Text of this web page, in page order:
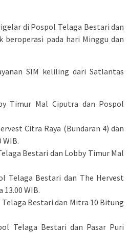
di Pospol Telaga Bestari dan
beroperasi pada hari Minggu dan
SIM keliling dari Satlantas
Timur Mal Ciputra dan Pospol
Citra Raya (Bundaran 4) dan
Bestari dan Lobby Timur Mal
Telaga Bestari dan The Hervest
WIB.
Bestari dan Mitra 10 Bitung
Telaga Bestari dan Pasar Puri